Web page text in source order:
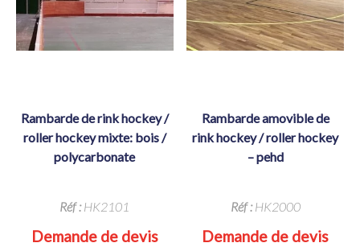
rambarde de rink hockey /
roller hockey mixte: bois /
polycarbonate
Réf :HK2101
Demande de devis
rambarde amovible de
rink hockey / roller hockey
– pehd
Réf :HK2000
Demande de devis